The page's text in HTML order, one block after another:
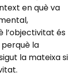
en què va
l’objectivitat és
la
la mateixa si